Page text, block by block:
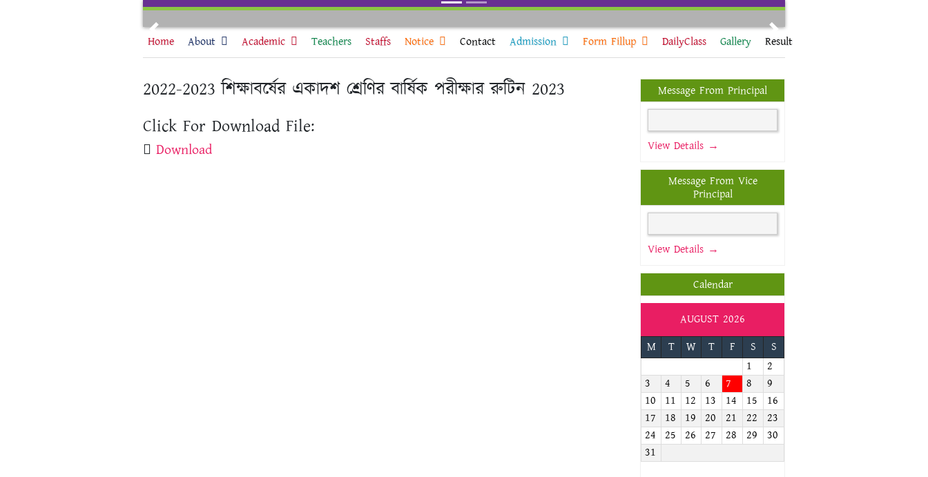
Previous Next
Home About Academic Teachers Staffs Notice Contact Admission Form Fillup DailyClass Gallery Result
2022-2023 শিক্ষাবর্ষের একাদশ শ্রেণির বার্ষিক পরীক্ষার রুটিন 2023
Click For Download File:
Download
Message From Principal
View Details →
Message From Vice
Principal
View Details →
Calendar
AUGUST 2026
M
T W T F S
S
1
2
3
4 5 6 7 8
9
10
11 12 13 14 15
16
17
18 19 20 21 22
23
24
25 26 27 28 29
30
31